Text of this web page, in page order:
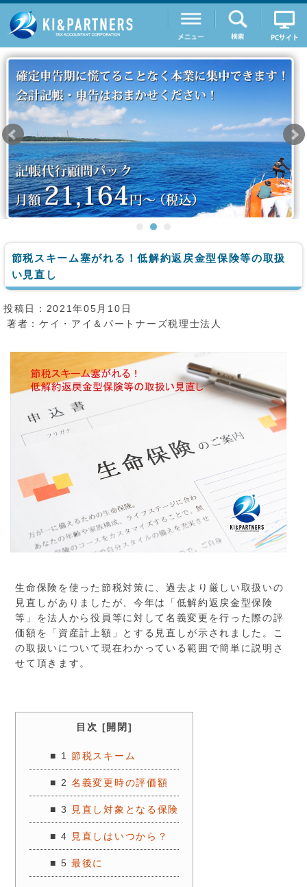
節税スキーム塞がれる！低解約返戻金型保険等の取扱
い見直し
投稿日：2021年05月10日
著者：ケイ・アイ＆パートナーズ税理士法人
生命保険を使った節税対策に、過去より厳しい取扱いの
見直しがありましたが、今年は「低解約返戻金型保険
等」を法人から役員等に対して名義変更を行った際の評
価額を「資産計上額」とする見直しが示されました。こ
の取扱いについて現在わかっている範囲で簡単に説明さ
せて頂きます。
目次 [開閉 ]
■ 1節税スキーム
■ 2名義変更時の評価額
■ 3 見直し対象となる保険
■ 4 見直しはいつから？
■ 5最後に